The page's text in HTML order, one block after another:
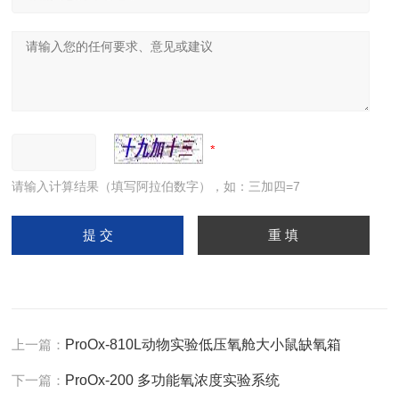
请输入计算结果（填写阿拉伯数字），如：三加四=7
上一篇： ProOx-810L动物实验低压氧舱大小鼠缺氧箱
下一篇： ProOx-200 多功能氧浓度实验系统